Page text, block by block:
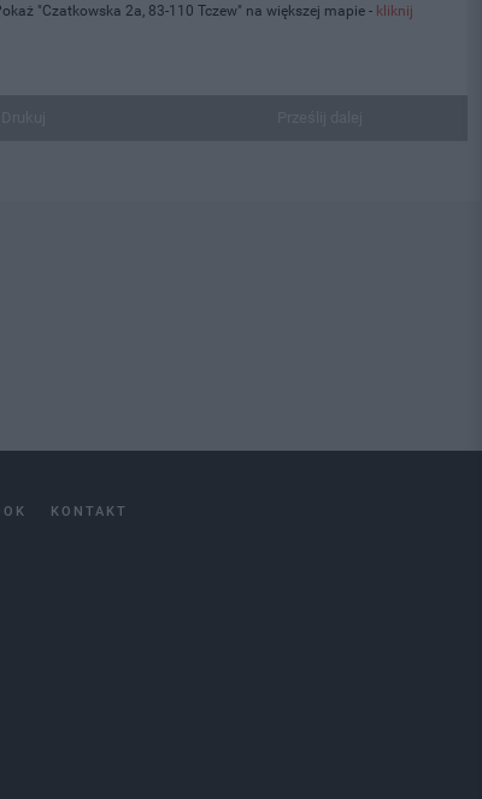
"Czatkowska 2a, 83-110 Tczew" na większej mapie - kliknij
KONTAKT